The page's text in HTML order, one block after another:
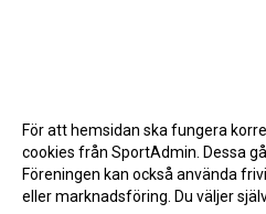
För att hemsidan ska fungera
cookies från SportAdmin. Dessa
Föreningen kan också använda
eller marknadsföring. Du väljer